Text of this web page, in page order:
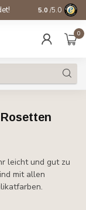
Direkt ab
5.0 /5.0
0
leicht und gut zu
mit allen